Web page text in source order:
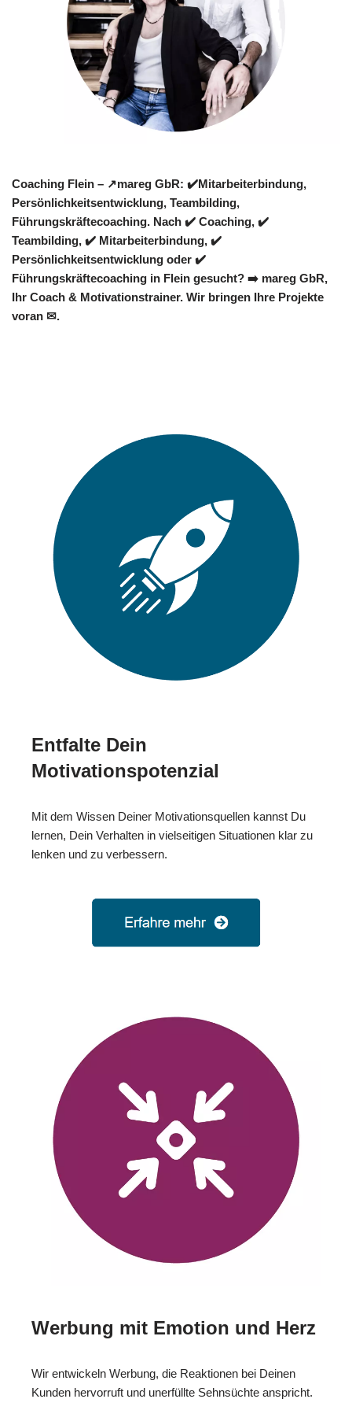
Coaching Flein – ↗️mareg GbR: ✔️Mitarbeiterbindung,
Persönlichkeitsentwicklung, Teambilding,
Führungskräftecoaching. Nach ✔️ Coaching, ✔️
Teambilding, ✔️ Mitarbeiterbindung, ✔️
Persönlichkeitsentwicklung oder ✔️
Führungskräftecoaching in Flein gesucht? ➡️ mareg GbR,
Ihr Coach & Motivationstrainer. Wir bringen Ihre Projekte
voran ✉.
Entfalte Dein
Motivationspotenzial
Mit dem Wissen Deiner Motivationsquellen kannst Du
lernen, Dein Verhalten in vielseitigen Situationen klar zu
lenken und zu verbessern.
Werbung mit Emotion und Herz
Wir entwickeln Werbung, die Reaktionen bei Deinen
Kunden hervorruft und unerfüllte Sehnsüchte anspricht.